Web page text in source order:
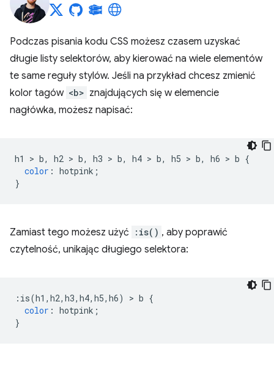
Podczas pisania kodu CSS możesz czasem uzyskać
długie listy selektorów, aby kierować na wiele elementów
te same reguły stylów. Jeśli na przykład chcesz zmienić
kolor tagów <b> znajdujących się w elemencie
nagłówka, możesz napisać:
h1 > b, h2 > b, h3 > b, h4 > b, h5 > b, h6 > b {
color : hotpink ;
}
Zamiast tego możesz użyć :is() , aby poprawić
czytelność, unikając długiego selektora:
: is(h1 , h2, h3, h4, h5, h6) > b {
color : hotpink ;
}